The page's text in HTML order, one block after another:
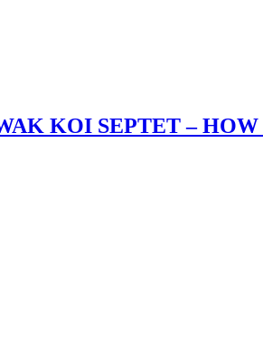
KOI SEPTET –